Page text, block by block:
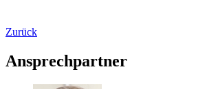
Zurück
Ansprechpartner